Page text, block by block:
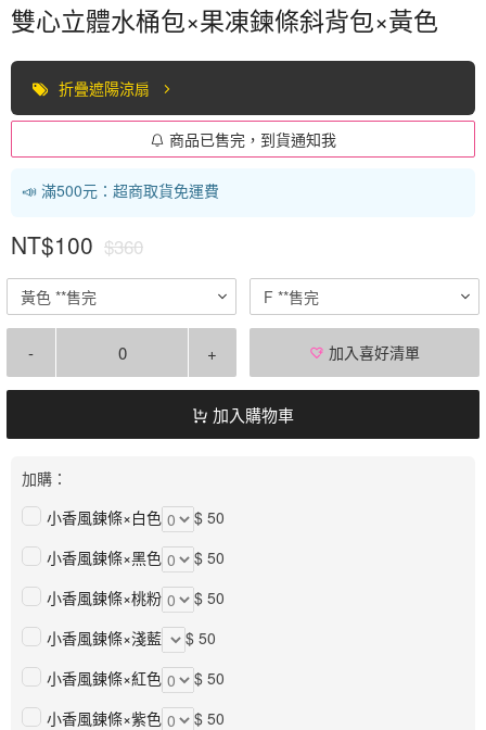
雙心立體水桶包×果凍鍊條斜背包×黃色
折疊遮陽涼扇
商品已售完，到貨通知我
📣 滿500元：超商取貨免運費
NT$100 $360
黃色 **售完 F **售完
- + 加入喜好清單
加入購物車
加購：
小香風鍊條×白色
$ 50
小香風鍊條×黑色
$ 50
小香風鍊條×桃粉
$ 50
小香風鍊條×淺藍
$ 50
小香風鍊條×紅色
$ 50
小香風鍊條×紫色
$ 50